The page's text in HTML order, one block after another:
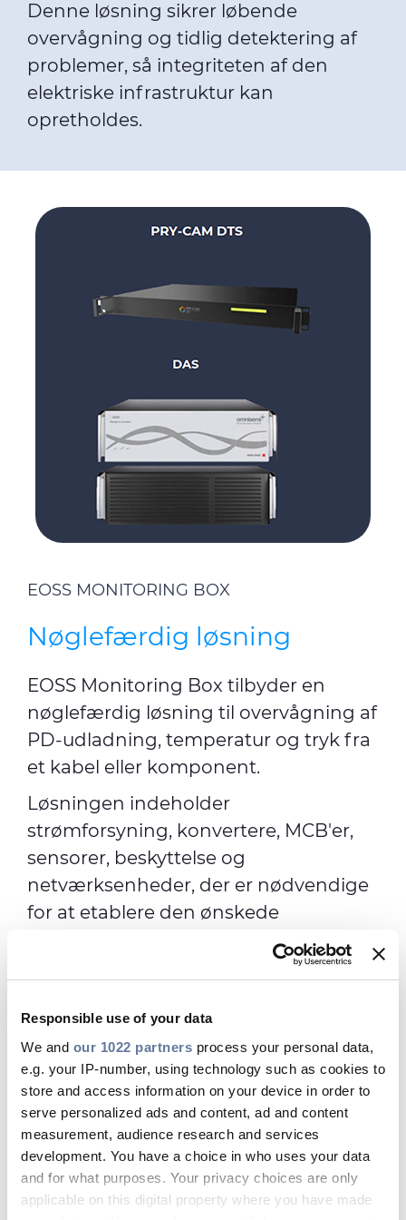
Responsible use of your data
We and our 1022 partners process your personal data,
e.g. your IP-number, using technology such as cookies to
store and access information on your device in order to
serve personalized ads and content, ad and content
measurement, audience research and services
development. You have a choice in who uses your data
and for what purposes. Your privacy choices are only
applicable on this digital property where you have made
Denne løsning sikrer løbende
overvågning og tidlig detektering af
problemer, så integriteten af den
elektriske infrastruktur kan
opretholdes.
EOSS MONITORING BOX
Nøglefærdig løsning
EOSS Monitoring Box tilbyder en
nøglefærdig løsning til overvågning af
PD-udladning, temperatur og tryk fra
et kabel eller komponent.
Løsningen indeholder
strømforsyning, konvertere, MCB'er,
sensorer, beskyttelse og
netværksenheder, der er nødvendige
for at etablere den ønskede
overvågningsarkitektur, som du
førende leverandør af løsning inden
for fiberoptisk overvågning af
pipelines, energikabler, SURF-
applikationer, reservoirer,
fibernetværk samt infrastruktur ved
hjælp af metoder såsom: